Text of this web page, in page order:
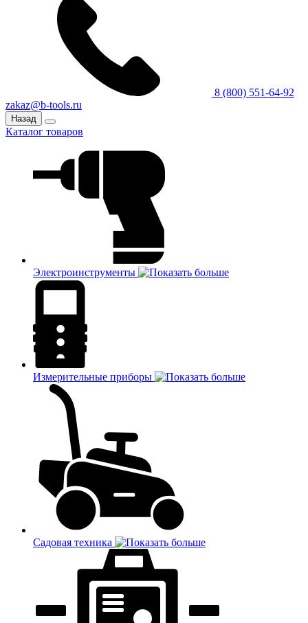
8 (800) 551-64-92
zakaz@b-tools.ru
Назад
Каталог товаров
Электроинструменты
Измерительные приборы
Садовая техника